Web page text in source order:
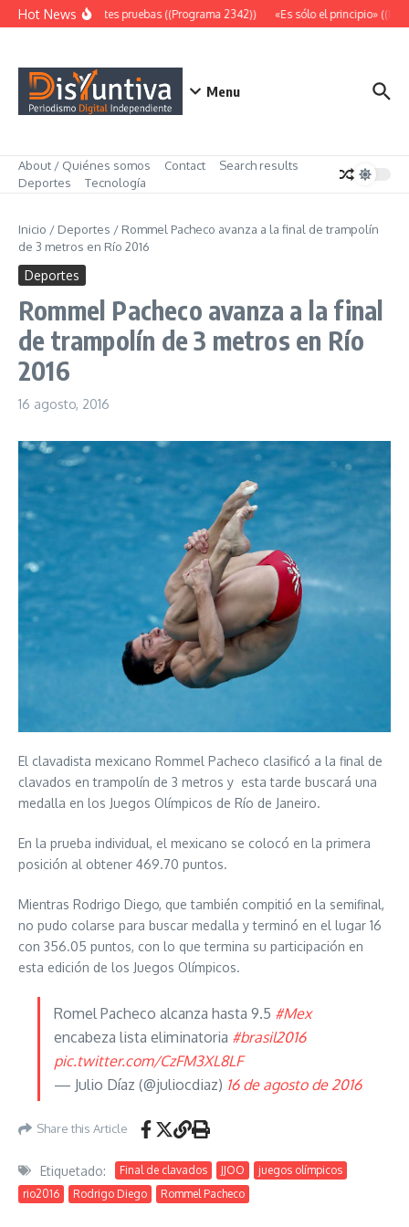
Saltar al contenido
Hot NewsAbundantes pruebas ((Programa 2342)) «Es sólo el principio»
Menu
About / Quiénes somos Contact
Search results
Deportes
Tecnología
Inicio / Deportes / Rommel Pacheco avanza a la final de trampolín
de 3 metros en Río 2016
Deportes
Rommel Pacheco avanza a la final
de trampolín de 3 metros en Río
2016
16 agosto, 2016
El clavadista mexicano Rommel Pacheco clasificó a la final de
clavados en trampolín de 3 metros y esta tarde buscará una
medalla en los Juegos Olímpicos de Río de Janeiro.
En la prueba individual, el mexicano se colocó en la primera
posición al obtener 469.70 puntos.
Mientras Rodrigo Diego, que también compitió en la semifinal,
no pudo colarse para buscar medalla y terminó en el lugar 16
con 356.05 puntos, con lo que termina su participación en
esta edición de los Juegos Olímpicos.
Romel Pacheco alcanza hasta 9.5 #Mex
encabeza lista eliminatoria #brasil2016
pic.twitter.com/CzFM3XL8LF
— Julio Díaz (@juliocdiaz) 16 de agosto de 2016
Share this Article
Etiquetado: Final de clavados JJOO
juegos olímpicos
rio2016
Rodrigo Diego Rommel Pacheco